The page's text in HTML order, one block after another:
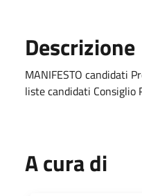
Descrizione
MANIFESTO candidati
liste candidati Consiglio
A cura di